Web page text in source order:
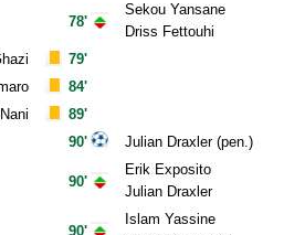
78'
79'
84'
89'
90'
90'
90'
Sekou Yansane
Driss Fettouhi
Julian Draxler (pen.)
Erik Exposito
Julian Draxler
Islam Yassine